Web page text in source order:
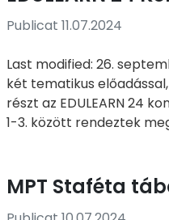
Publicat 11.07.2024
Last modified: 26.
két tematikus
részt az EDULEARN 24
1-3. között rendeztek
MPT Staféta